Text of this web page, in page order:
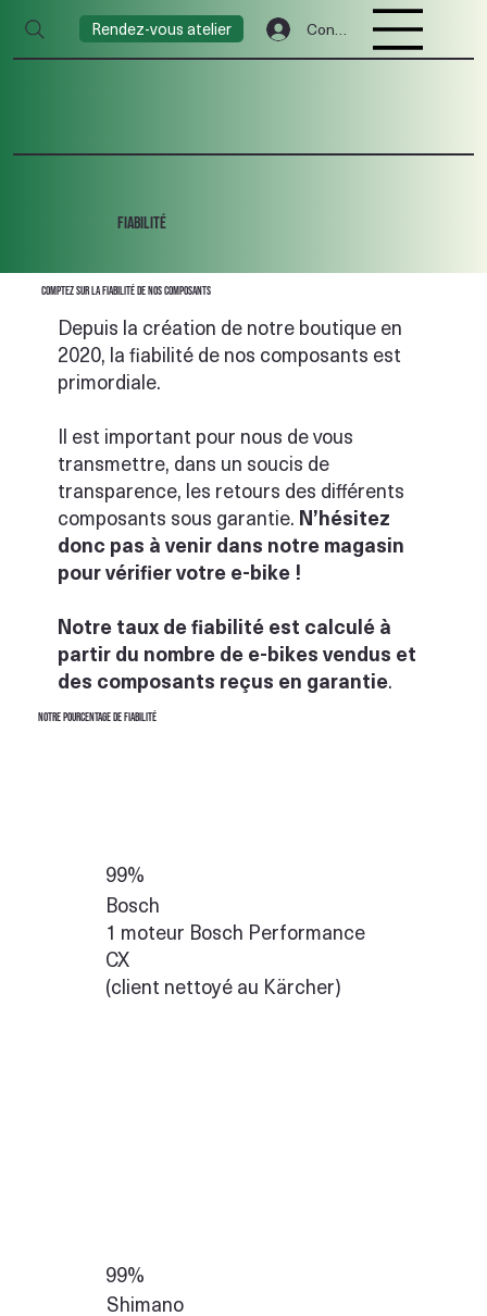
Rendez-vous atelier Connexion
Fiabilité
Comptez sur la fiabilité de nos composants
Depuis la création de notre boutique en
2020, la fiabilité de nos composants est
primordiale.
Il est important pour nous de vous
transmettre, dans un soucis de
transparence, les retours des différents
composants sous garantie. N’hésitez
donc pas à venir dans notre magasin
pour vérifier votre e-bike !
Notre taux de fiabilité est calculé à
partir du nombre de e-bikes vendus et
des composants reçus en garantie.
Notre pourcentage de fiabilité
99%
Bosch
1 moteur Bosch Performance
CX
(client nettoyé au Kärcher)
99%
Shimano